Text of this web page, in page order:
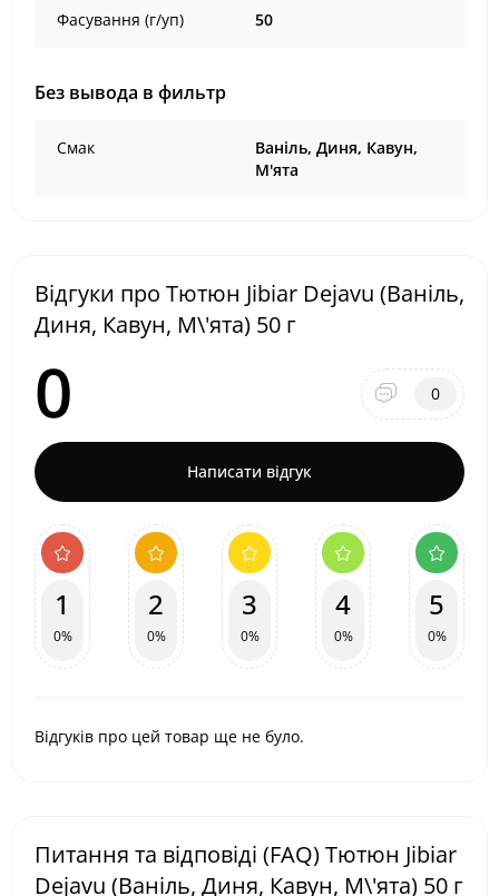
Фасування (г/уп) 50
Без вывода в фильтр
Смак
Ваніль, Диня, Кавун,
М'ята
Відгуки про Тютюн Jibiar Dejavu (Ваніль,
Диня, Кавун, М\'ята) 50 г
0 0
Написати відгук
1
0%
2
0%
3
0%
4
0%
5
0%
Відгуків про цей товар ще не було.
Питання та відповіді (FAQ) Тютюн Jibiar
Dejavu (Ваніль, Диня, Кавун, М\'ята) 50 г